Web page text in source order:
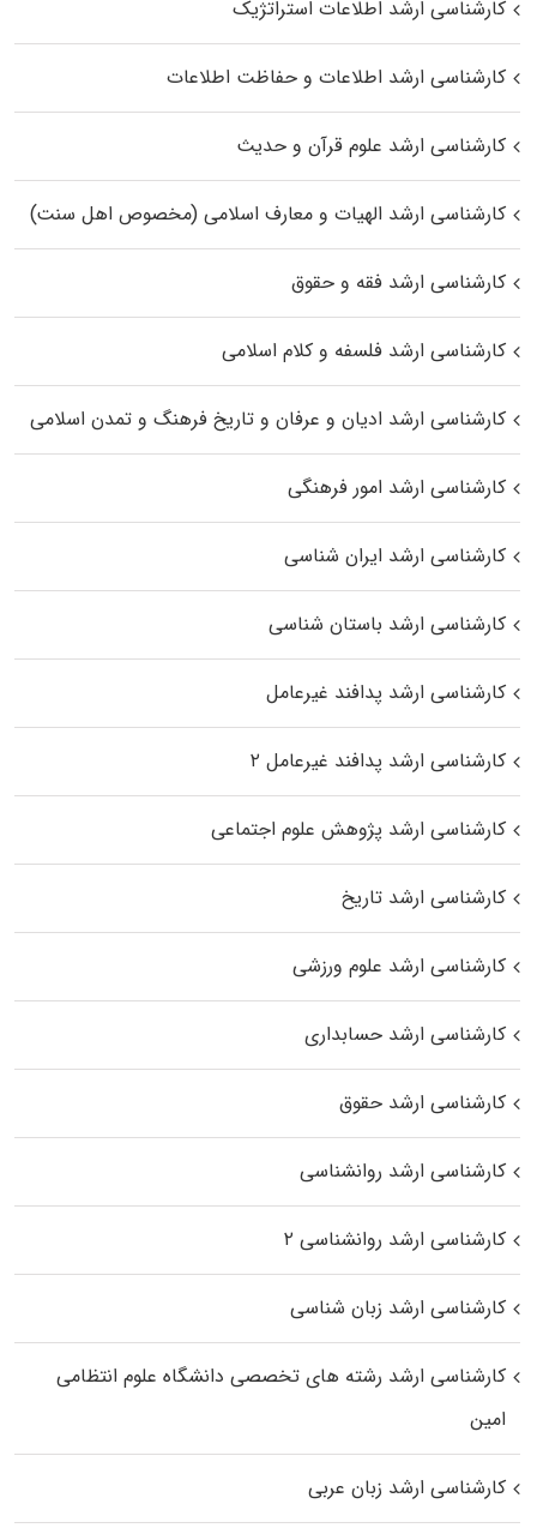
کارشناسی ارشد اطلاعات استراتژیک
کارشناسی ارشد اطلاعات و حفاظت اطلاعات
کارشناسی ارشد علوم قرآن و حدیث
کارشناسی ارشد الهیات و معارف اسلامی (مخصوص اهل سنت)
کارشناسی ارشد فقه و حقوق
کارشناسی ارشد فلسفه و کلام اسلامی
کارشناسی ارشد ادیان و عرفان و تاریخ فرهنگ و تمدن اسلامی
کارشناسی ارشد امور فرهنگی
کارشناسی ارشد ایران شناسی
کارشناسی ارشد باستان شناسی
کارشناسی ارشد پدافند غیرعامل
کارشناسی ارشد پدافند غیرعامل ۲
کارشناسی ارشد پژوهش علوم اجتماعی
کارشناسی ارشد تاریخ
کارشناسی ارشد علوم ورزشی
کارشناسی ارشد حسابداری
کارشناسی ارشد حقوق
کارشناسی ارشد روانشناسی
کارشناسی ارشد روانشناسی ۲
کارشناسی ارشد زبان شناسی
کارشناسی ارشد رﺷﺘﻪ ﻫﺎی تخصصی داﻧﺸﮕﺎه ﻋﻠﻮم انتظامی
اﻣﻴﻦ
کارشناسی ارشد زبان عربی